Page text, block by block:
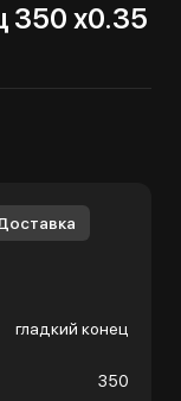
350 х0.35
гладкий конец
350